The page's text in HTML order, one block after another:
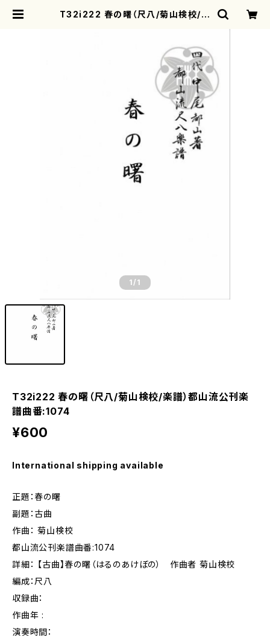
T32i222 春の曙（尺八/菊山検校/楽
1 /1
T32i222 春の曙（尺八/菊山検校/楽譜）都山流公刊楽
譜曲番:1074
¥600
International shipping available
正題：春の曙
副題：古曲
作曲： 菊山検校
都山流公刊楽譜曲番:1074
詳細： 【古曲】春の曙（はるのあけぼの） 作曲者 菊山検校
編成：尺八
収録曲：
作曲年 :
演奏時間：